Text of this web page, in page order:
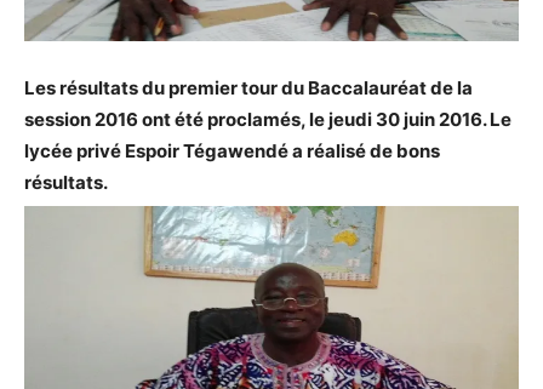
Les résultats du premier tour du Baccalauréat de la
session 2016 ont été proclamés, le jeudi 30 juin 2016. Le
lycée privé Espoir Tégawendé a réalisé de bons
résultats.